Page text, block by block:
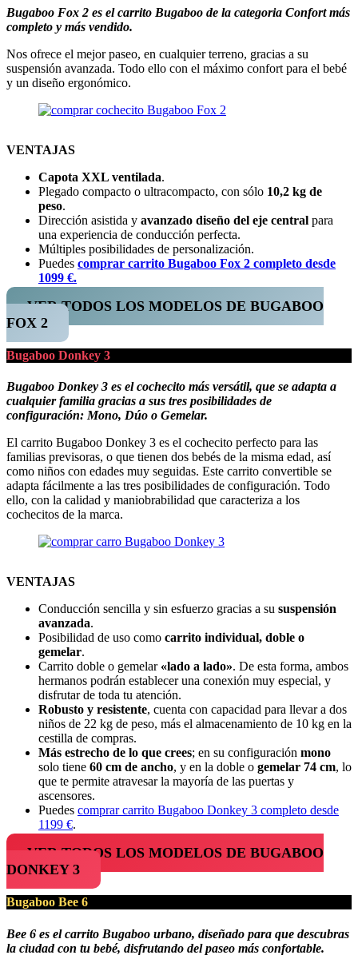
Bugaboo Fox 2 es el carrito Bugaboo de la categoria Confort más
completo y más vendido.
Nos ofrece el mejor paseo, en cualquier terreno, gracias a su
suspensión avanzada. Todo ello con el máximo confort para el bebé
y un diseño ergonómico.
VENTAJAS
Capota XXL ventilada.
Plegado compacto o ultracompacto, con sólo 10,2 kg de
peso.
Dirección asistida y avanzado diseño del eje central para
una experiencia de conducción perfecta.
Múltiples posibilidades de personalización.
Puedes comprar carrito Bugaboo Fox 2 completo desde
1099 €.
VER TODOS LOS MODELOS DE BUGABOO
FOX 2
Bugaboo Donkey 3
Bugaboo Donkey 3 es el cochecito más versátil, que se adapta a
cualquier familia gracias a sus tres posibilidades de
configuración: Mono, Dúo o Gemelar.
El carrito Bugaboo Donkey 3 es el cochecito perfecto para las
familias previsoras, o que tienen dos bebés de la misma edad, así
como niños con edades muy seguidas. Este carrito convertible se
adapta fácilmente a las tres posibilidades de configuración. Todo
ello, con la calidad y maniobrabilidad que caracteriza a los
cochecitos de la marca.
VENTAJAS
Conducción sencilla y sin esfuerzo gracias a su suspensión
avanzada.
Posibilidad de uso como carrito individual, doble o
gemelar.
Carrito doble o gemelar «lado a lado». De esta forma, ambos
hermanos podrán establecer una conexión muy especial, y
disfrutar de toda tu atención.
Robusto y resistente, cuenta con capacidad para llevar a dos
niños de 22 kg de peso, más el almacenamiento de 10 kg en la
cestilla de compras.
Más estrecho de lo que crees; en su configuración mono
solo tiene 60 cm de ancho, y en la doble o gemelar 74 cm, lo
que te permite atravesar la mayoría de las puertas y
ascensores.
Puedes comprar carrito Bugaboo Donkey 3 completo desde
1199 €.
VER TODOS LOS MODELOS DE BUGABOO
DONKEY 3
Bugaboo Bee 6
Bee 6 es el carrito Bugaboo urbano, diseñado para que descubras
la ciudad con tu bebé, disfrutando del paseo más confortable.